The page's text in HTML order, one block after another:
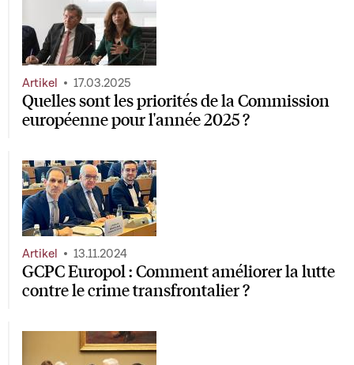
Quelles sont les priorités de la Commission
européenne pour l'année 2025 ?
Artikel 17.03.2025
GCPC Europol : Comment améliorer la lutte
contre le crime transfrontalier ?
Artikel 13.11.2024